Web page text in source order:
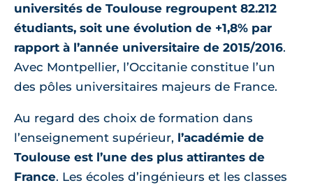
universités de Toulouse regroupent 82.212
étudiants, soit une évolution de +1,8% par
rapport à l’année universitaire de 2015/2016.
Avec Montpellier, l’Occitanie constitue l’un
des pôles universitaires majeurs de France.
Au regard des choix de formation dans
l’enseignement supérieur, l’académie de
Toulouse est l’une des plus attirantes de
France. Les écoles d’ingénieurs et les classes